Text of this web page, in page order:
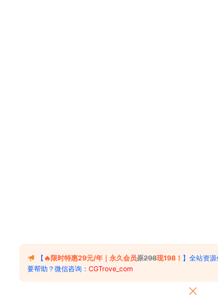
【 🔥限时特惠29元/年｜永久会员原298现198！ 】全站资
要帮助？微信咨询： CGTrove_com